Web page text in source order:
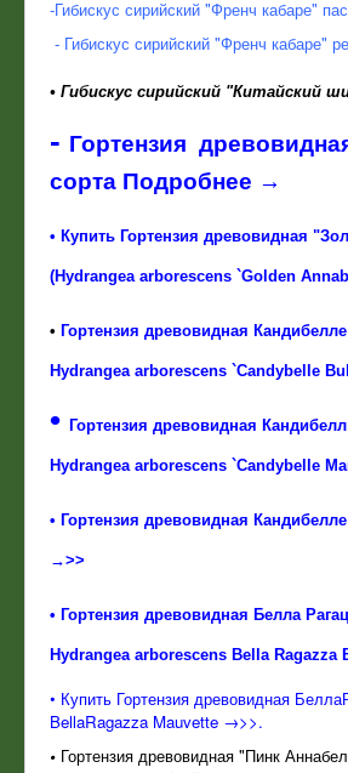
-Гибискус сирийский "Френч кабаре"
- Гибискус сирийский "Френч кабаре"
• Гибискус сирийский "Китайский
- Гортензия
сорта Подробнее →
• Купить Гортензия древовидная
(Hydrangea arborescens `Golden
• Гортензия древовидная
Hydrangea arborescens `Candybelle
• Гортензия древовидная
Hydrangea arborescens `Candybelle
• Гортензия древовидная
→>>
• Гортензия древовидная Белла
Hydrangea arborescens Bella Ragazza
• Купить Гортензия древовидная
BellaRagazza Mauvette →>>.
• Гортензия древовидная "Пинк